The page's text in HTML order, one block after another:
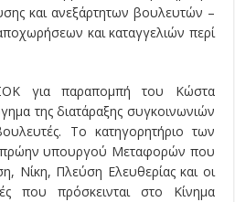
και ανεξάρτητων βουλευτών –
και καταγγελιών περί
για παραπομπή του Κώστα
της διατάραξης συγκοινωνιών
Το κατηγορητήριο των
πρώην υπουργού Μεταφορών που
Νίκη, Πλεύση Ελευθερίας και οι
που πρόσκεινται στο Κίνημα